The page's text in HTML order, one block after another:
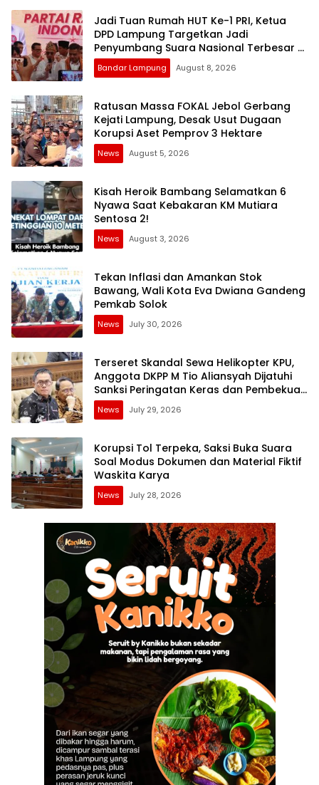
Jadi Tuan Rumah HUT Ke-1 PRI, Ketua
DPD Lampung Targetkan Jadi
Penyumbang Suara Nasional Terbesar di
Pemilu 2029
Bandar Lampung August 8, 2026
Ratusan Massa FOKAL Jebol Gerbang
Kejati Lampung, Desak Usut Dugaan
Korupsi Aset Pemprov 3 Hektare
News August 5, 2026
Kisah Heroik Bambang Selamatkan 6
Nyawa Saat Kebakaran KM Mutiara
Sentosa 2!
News August 3, 2026
Tekan Inflasi dan Amankan Stok
Bawang, Wali Kota Eva Dwiana Gandeng
Pemkab Solok
News July 30, 2026
Terseret Skandal Sewa Helikopter KPU,
Anggota DKPP M Tio Aliansyah Dijatuhi
Sanksi Peringatan Keras dan Pembekuan
Tugas
News July 29, 2026
Korupsi Tol Terpeka, Saksi Buka Suara
Soal Modus Dokumen dan Material Fiktif
Waskita Karya
News July 28, 2026